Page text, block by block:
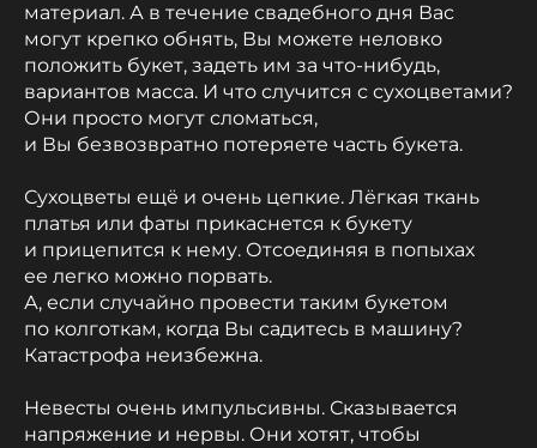
материал. А в течение свадебного дня Вас
могут крепко обнять, Вы можете неловко
положить букет, задеть им за что-нибудь,
вариантов масса. И что случится с сухоцветами?
Они просто могут сломаться,
и Вы безвозвратно потеряете часть букета.
Сухоцветы ещё и очень цепкие. Лёгкая ткань
платья или фаты прикаснется к букету
и прицепится к нему. Отсоединяя в попыхах
ее легко можно порвать.
А, если случайно провести таким букетом
по колготкам, когда Вы садитесь в машину?
Катастрофа неизбежна.
Невесты очень импульсивны. Сказывается
напряжение и нервы. Они хотят, чтобы